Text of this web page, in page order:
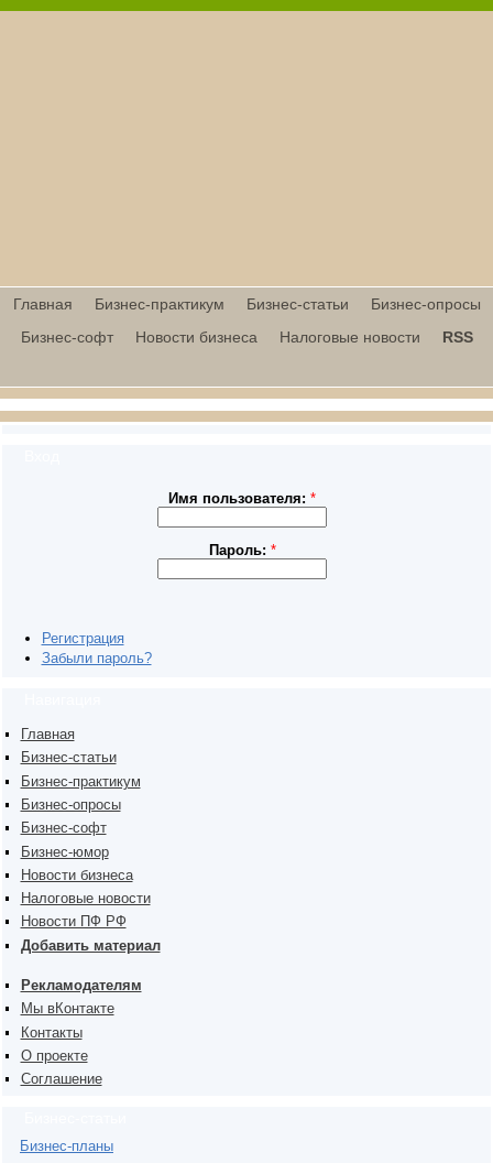
Главная Бизнес-практикум Бизнес-статьи
Бизнес-опросы
Бизнес-софт
Новости бизнеса Налоговые новости RSS
Имя пользователя:*
Пароль: *
Регистрация
Забыли пароль?
Главная
Бизнес-статьи
Бизнес-практикум
Бизнес-опросы
Бизнес-софт
Бизнес-юмор
Новости бизнеса
Налоговые новости
Новости ПФ РФ
Добавить материал
Рекламодателям
Мы вКонтакте
Контакты
О проекте
Соглашение
Бизнес-планы